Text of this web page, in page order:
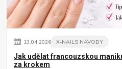
13.04.2026 X-NAILS NÁVODY
Jak udělat francouzskou
za krokem